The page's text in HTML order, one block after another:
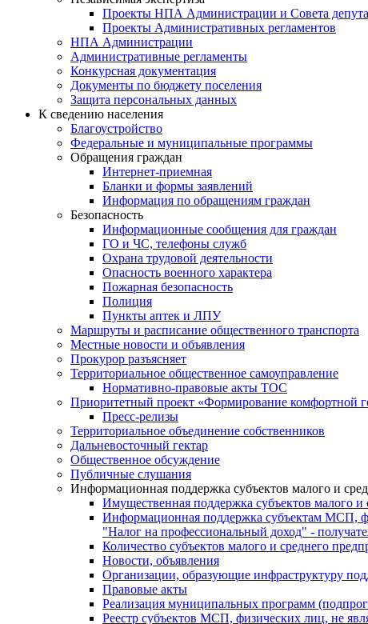
Проекты НПА Администрации и Совета
Проекты Административных регламентов
НПА Администрации
Административные регламенты
Конкурсная документация
Документы по бюджету поселения
Защита персональных данных
К сведению населения
Благоустройство
Федеральные и муниципальные программы
Обращения граждан
Интернет-приемная
Бланки и формы заявлений
Информация по обращениям граждан
Безопасность
Информационные сообщения для граждан
ГО и ЧС, телефоны служб
Охрана трудовой деятельности
Опасность военного характера
Пожарная безопасность
Полиция
Пункты аптек и ЛПУ
Маршруты и расписание общественного транспорта
Местные новости и объявления
Прокурор разъясняет
Территориальное общественное самоуправление
Нормативно-правовые акты ТОС
Приоритетный проект «Формирование комфортной
Пресс-релизы
Территориальное объединение собственников
Дальневосточный гектар
Общественное обсуждение
Публичные слушания
Информационная поддержка субъектов малого и
Имущественная поддержка субъектов малого и
Информационная поддержка субъектам МСП,
"Налог на профессиональный доход" -
Количество субъектов малого и среднего
Новости, объявления
Организации, образующие инфраструктуру
Правовые акты
Реализация муниципальных программ
Реестр субъектов МСП, физических лиц, не